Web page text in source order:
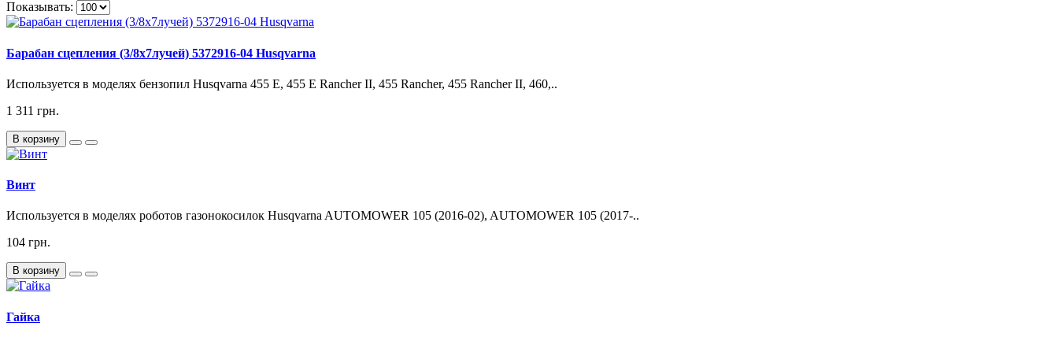
Показывать:
Барабан сцепления (3/8х7лучей) 5372916-04 Husqvarna
Используется в моделях бензопил Husqvarna 455 E, 455 E Rancher II, 455 Rancher, 455 Rancher II, 460,..
1 311 грн.
В корзину
Винт
Используется в моделях роботов газонокосилок Husqvarna AUTOMOWER 105 (2016-02), AUTOMOWER 105 (2017-..
104 грн.
В корзину
Гайка